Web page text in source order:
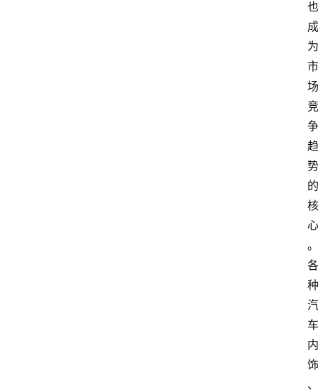
也
成
为
市
场
竞
争
趋
势
的
核
心
。
各
种
汽
车
内
饰
、